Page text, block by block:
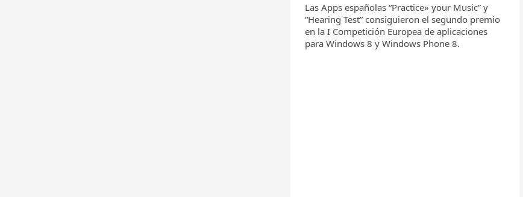
Las Apps españolas “Practice» your Music” y
“Hearing Test” consiguieron el segundo premio
en la I Competición Europea de aplicaciones
para Windows 8 y Windows Phone 8.